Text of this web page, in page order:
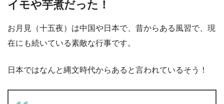
イモや芋煮だった！
お月見（十五夜）は中国や日本で、昔からある風習で、現
在にも続いている素敵な行事です。
日本ではなんと縄文時代からあると言われているそう！